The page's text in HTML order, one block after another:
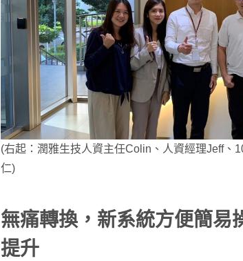
(右起：潤雅生技人資主任Colin、人資經理Jeff、
仁)
無痛轉換，新系統方便簡易
提升